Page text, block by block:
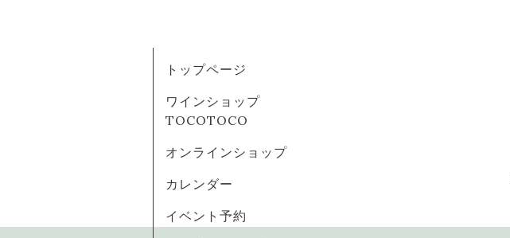
トップページ
ワインショップ
TOCOTOCO
オンラインショップ
カレンダー
イベント予約